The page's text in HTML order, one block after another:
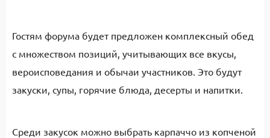
Гостям форума будет предложен комплексный обед
с множеством позиций, учитывающих все вкусы,
вероисповедания и обычаи участников. Это будут
закуски, супы, горячие блюда, десерты и напитки.
Среди закусок можно выбрать карпаччо из копченой